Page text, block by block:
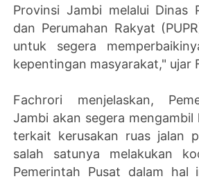
Provinsi Jambi melalui Dinas
dan Perumahan Rakyat
untuk segera
kepentingan masyarakat," ujar
Fachrori menjelaskan,
Jambi akan segera
terkait kerusakan ruas jalan
salah satunya melakukan
Pemerintah Pusat dalam hal